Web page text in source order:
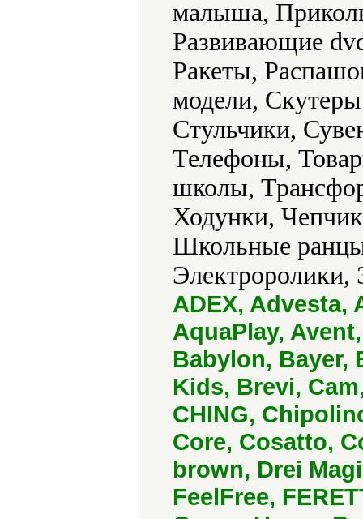
малыша,
Развивающие
Ракеты,
модели,
Стульчики,
Телефоны,
школы,
Ходунки,
Школьные
Электроролики,
ADEX, Advesta,
AquaPlay,
Babylon, Bayer,
Kids, Brevi,
CHING,
Core, Cosatto,
brown, Drei
FeelFree,